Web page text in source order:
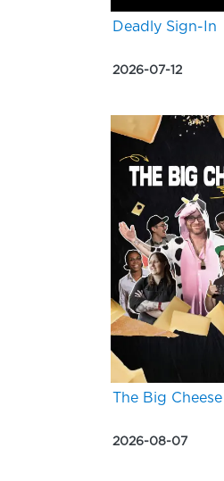
Deadly Sign-In
2026-07-12
The Big Cheese
2026-08-07